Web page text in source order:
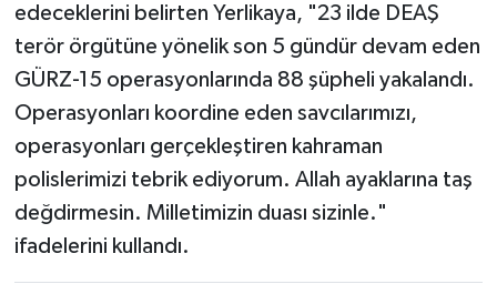
edeceklerini belirten Yerlikaya, "23 ilde DEAŞ
terör örgütüne yönelik son 5 gündür devam eden
GÜRZ-15 operasyonlarında 88 şüpheli yakalandı.
Operasyonları koordine eden savcılarımızı,
operasyonları gerçekleştiren kahraman
polislerimizi tebrik ediyorum. Allah ayaklarına taş
değdirmesin. Milletimizin duası sizinle."
ifadelerini kullandı.